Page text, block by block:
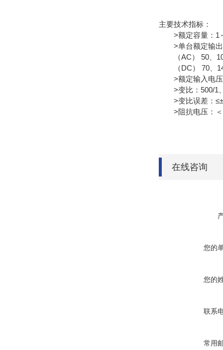
主要技术指标：
>额定容量：1
>单台额定输出
（AC） 50、
（DC） 70、
>额定输入电压
>变比：500/1、
>变比误差：
>阻抗电压：＜
在线咨询
您的
您的
联系
常用